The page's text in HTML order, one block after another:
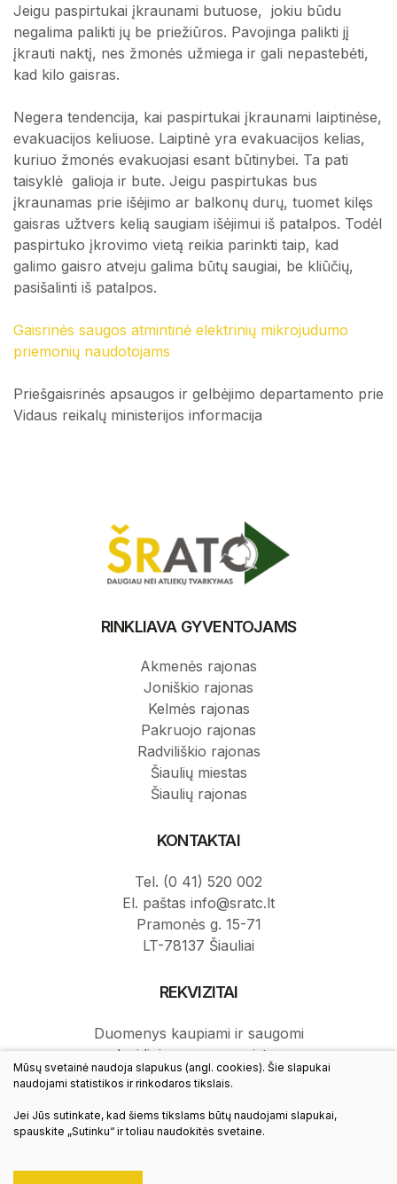
Jeigu paspirtukai įkraunami butuose, jokiu būdu
negalima palikti jų be priežiūros. Pavojinga palikti jį
įkrauti naktį, nes žmonės užmiega ir gali nepastebėti,
kad kilo gaisras.
Negera tendencija, kai paspirtukai įkraunami laiptinėse,
evakuacijos keliuose. Laiptinė yra evakuacijos kelias,
kuriuo žmonės evakuojasi esant būtinybei. Ta pati
taisyklė galioja ir bute. Jeigu paspirtukas bus
įkraunamas prie išėjimo ar balkonų durų, tuomet kilęs
gaisras užtvers kelią saugiam išėjimui iš patalpos. Todėl
paspirtuko įkrovimo vietą reikia parinkti taip, kad
galimo gaisro atveju galima būtų saugiai, be kliūčių,
pasišalinti iš patalpos.
Gaisrinės saugos atmintinė elektrinių mikrojudumo
priemonių naudotojams
Priešgaisrinės apsaugos ir gelbėjimo departamento prie
Vidaus reikalų ministerijos informacija
RINKLIAVA GYVENTOJAMS
Akmenės rajonas
Joniškio rajonas
Kelmės rajonas
Pakruojo rajonas
Radviliškio rajonas
Šiaulių miestas
Šiaulių rajonas
KONTAKTAI
Tel. (0 41) 520 002
El. paštas info@sratc.lt
Pramonės g. 15-71
LT-78137 Šiauliai
REKVIZITAI
Duomenys kaupiami ir saugomi
Juridinių asmenų registre.
Juridinio asmens kodas: 145787276.
Mūsų svetainė naudoja slapukus (angl. cookies). Šie slapukai
naudojami statistikos ir rinkodaros tikslais.
Jei Jūs sutinkate, kad šiems tikslams būtų naudojami slapukai,
spauskite „Sutinku“ ir toliau naudokitės svetaine.